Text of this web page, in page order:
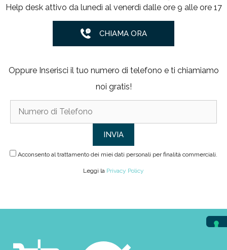
Help desk attivo da lunedì al venerdì dalle ore 9 alle ore 17
CHIAMA ORA
Oppure Inserisci il tuo numero di telefono e ti chiamiamo
noi gratis!
Acconsento al trattamento dei miei dati personali per finalità commerciali.
Leggi la Privacy Policy